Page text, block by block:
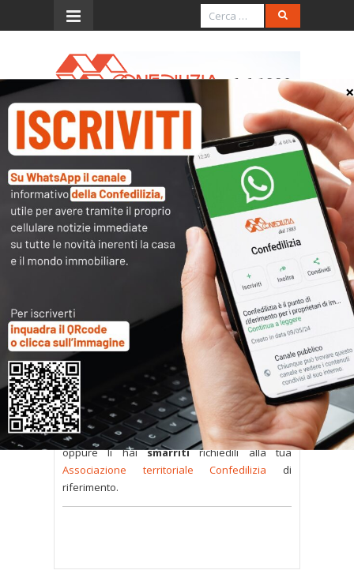
Menu
Provv. 23.2.2005
(pagamento anticipato
tasse ipotecarie e tributi
speciali catastali)
L’accesso al contenuto
completo è riservato ai
soli utenti abilitati.
Tutti i documenti presenti nelle Banche dati
sono
a disposizione dei soci
ma per poterli
consultare occorre
inserire i dati di accesso
nel modulo a destra della pagina.
Senon possiedi nome utente e password
oppure li haismarritirichiedili alla tua
Associazione territoriale Confedilizia di
riferimento.